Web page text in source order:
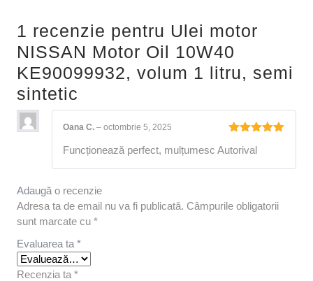
1 recenzie pentru Ulei motor
NISSAN Motor Oil 10W40
KE90099932, volum 1 litru, semi
sintetic
5din 5
Oana C. – octombrie 5, 2025
Funcționează perfect, mulțumesc Autorival
Adaugă o recenzie
Adresa ta de email nu va fi publicată. Câmpurile obligatorii
sunt marcate cu *
Evaluarea ta *
Recenzia ta *